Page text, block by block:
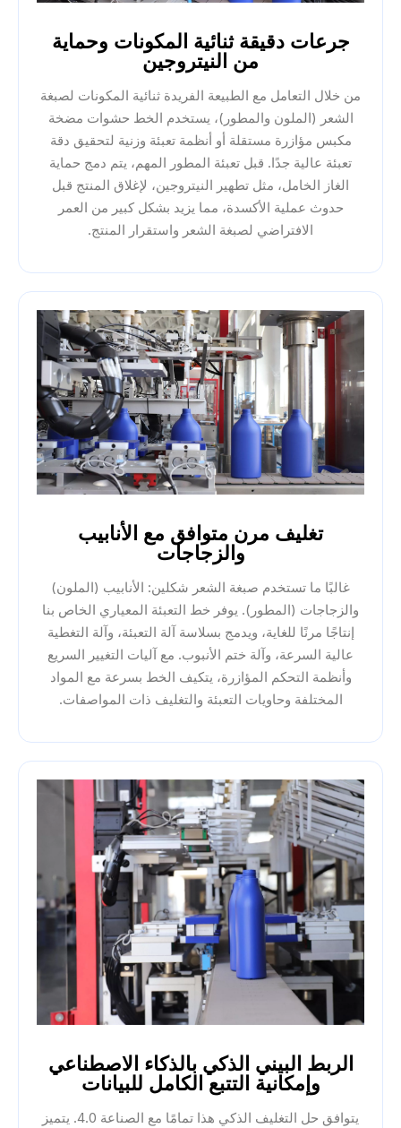
جرعات دقيقة ثنائية المكونات وحماية
من النيتروجين
من خلال التعامل مع الطبيعة الفريدة ثنائية المكونات لصبغة
الشعر (الملون والمطور)، يستخدم الخط حشوات مضخة
مكبس مؤازرة مستقلة أو أنظمة تعبئة وزنية لتحقيق دقة
تعبئة عالية جدًا. قبل تعبئة المطور المهم، يتم دمج حماية
الغاز الخامل، مثل تطهير النيتروجين، لإغلاق المنتج قبل
حدوث عملية الأكسدة، مما يزيد بشكل كبير من العمر
الافتراضي لصبغة الشعر واستقرار المنتج.
تغليف مرن متوافق مع الأنابيب
والزجاجات
غالبًا ما تستخدم صبغة الشعر شكلين: الأنابيب (الملون)
والزجاجات (المطور). يوفر خط التعبئة المعياري الخاص بنا
إنتاجًا مرنًا للغاية، ويدمج بسلاسة آلة التعبئة، وآلة التغطية
عالية السرعة، وآلة ختم الأنبوب. مع آليات التغيير السريع
وأنظمة التحكم المؤازرة، يتكيف الخط بسرعة مع المواد
المختلفة وحاويات التعبئة والتغليف ذات المواصفات.
الربط البيني الذكي بالذكاء الاصطناعي
وإمكانية التتبع الكامل للبيانات
يتوافق حل التغليف الذكي هذا تمامًا مع الصناعة 4.0. يتميز